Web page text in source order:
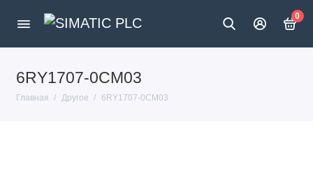
0
6RY1707-0CM03
Главная Другое 6RY1707-0CM03